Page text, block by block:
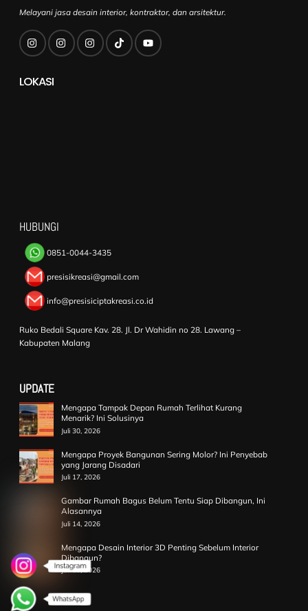
Melayani jasa desain interior, kontraktor, dan arsitektur.
LOKASI
HUBUNGI
0851-0044-3435
presisikreasi@gmail.com
info@presisiciptakreasi.co.id
Ruko Bedali Square Kav. 28. Jl. Dr Wahidin no 28. Lawang –
Kabupaten Malang
UPDATE
Mengapa Tampak Depan Rumah Terlihat Kurang
Menarik? Ini Solusinya
Juli 30, 2026
Mengapa Proyek Bangunan Sering Molor? Ini Penyebab
yang Jarang Disadari
Juli 17, 2026
Gambar Rumah Bagus Belum Tentu Siap Dibangun, Ini
Alasannya
Juli 14, 2026
Mengapa Desain Interior 3D Penting Sebelum Interior
Dibangun?
Juli 10, 2026